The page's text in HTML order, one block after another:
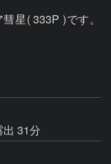
星( 333P )です。
出 31分